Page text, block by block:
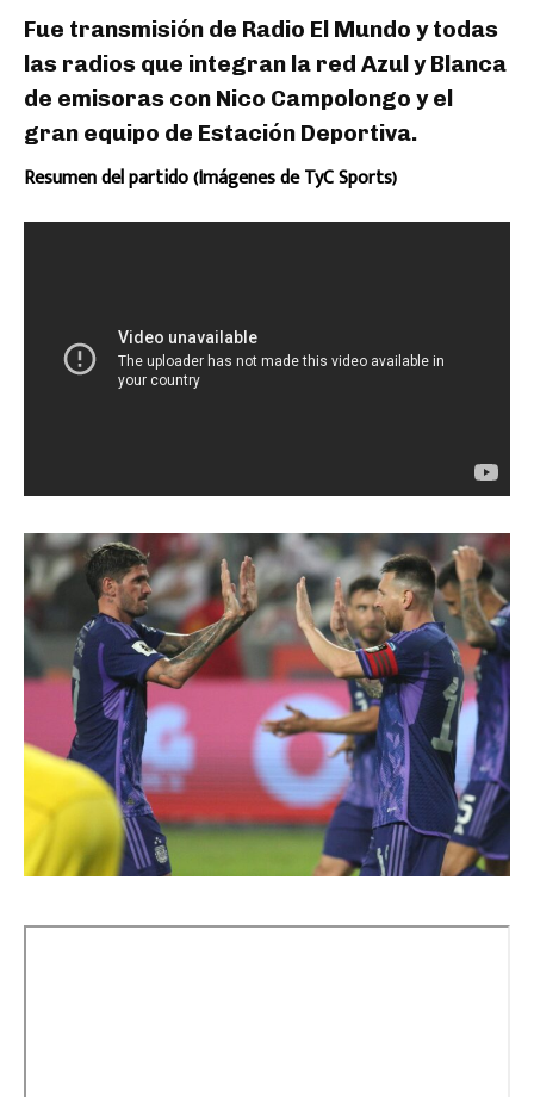
Fue transmisión de Radio El Mundo y todas
las radios que integran la red Azul y Blanca
de emisoras con Nico Campolongo y el
gran equipo de Estación Deportiva.
Resumen del partido (Imágenes de TyC Sports)